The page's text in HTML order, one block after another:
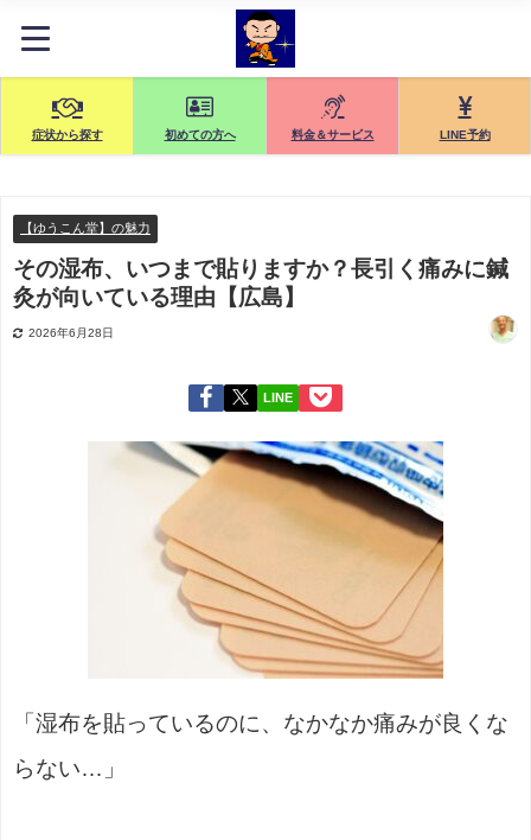
症状から探す 初めての方へ 料金＆サービス LINE予約
【ゆうこん堂】の魅力
その湿布、いつまで貼りますか？長引く痛みに鍼
灸が向いている理由【広島】
2026年6月28日
LINE
「湿布を貼っているのに、なかなか痛みが良くな
らない…」